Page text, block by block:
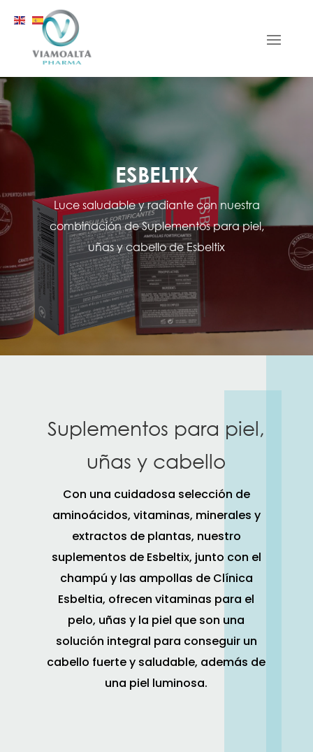
ESBELTIX
Luce saludable y radiante con nuestra
combinación de Suplementos para piel,
uñas y cabello de Esbeltix
Suplementos para piel,
uñas y cabello
Con una cuidadosa selección de
aminoácidos, vitaminas, minerales y
extractos de plantas, nuestro
suplementos de Esbeltix, junto con el
champú y las ampollas de Clínica
Esbeltia, ofrecen vitaminas para el
pelo, uñas y la piel que son una
solución integral para conseguir un
cabello fuerte y saludable, además de
una piel luminosa.